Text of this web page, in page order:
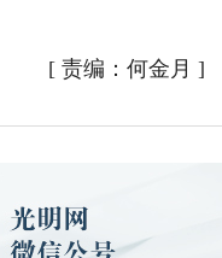
[ 责编：何金月 ]